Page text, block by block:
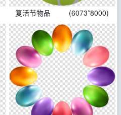
复活节物品 (6073*8000)